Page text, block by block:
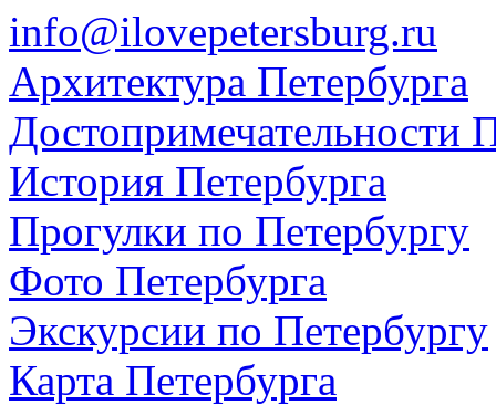
info@ilovepetersburg.ru
Архитектура Петербурга
Достопримечательности
История Петербурга
Прогулки по Петербургу
Фото Петербурга
Экскурсии по Петербургу
Карта Петербурга